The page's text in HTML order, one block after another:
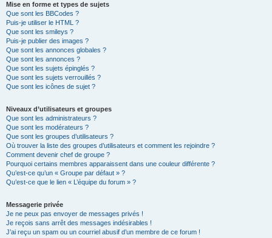
Mise en forme et types de sujets
Que sont les BBCodes ?
Puis-je utiliser le HTML ?
Que sont les smileys ?
Puis-je publier des images ?
Que sont les annonces globales ?
Que sont les annonces ?
Que sont les sujets épinglés ?
Que sont les sujets verrouillés ?
Que sont les icônes de sujet ?
Niveaux d’utilisateurs et groupes
Que sont les administrateurs ?
Que sont les modérateurs ?
Que sont les groupes d’utilisateurs ?
Où trouver la liste des groupes d’utilisateurs et comment les rejoindre ?
Comment devenir chef de groupe ?
Pourquoi certains membres apparaissent dans une couleur différente ?
Qu’est-ce qu’un « Groupe par défaut » ?
Qu’est-ce que le lien « L’équipe du forum » ?
Messagerie privée
Je ne peux pas envoyer de messages privés !
Je reçois sans arrêt des messages indésirables !
J’ai reçu un spam ou un courriel abusif d’un membre de ce forum !